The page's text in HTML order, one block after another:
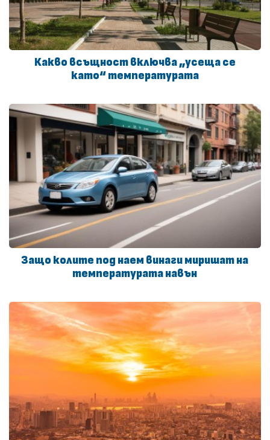
Какво всъщност включва „усеща се
като“ температурата
Защо колите под наем винаги миришат на
температурата навън